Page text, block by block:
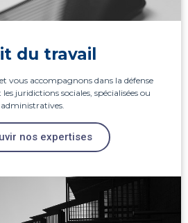
du travail
vous accompagnons dans la défense
juridictions sociales, spécialisées ou
administratives.
nos expertises